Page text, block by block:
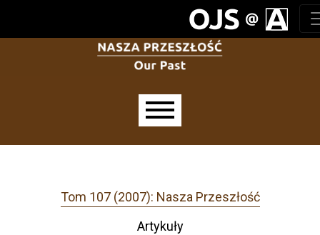
Tom 107 (2007): Nasza Przeszłość
Artykuły